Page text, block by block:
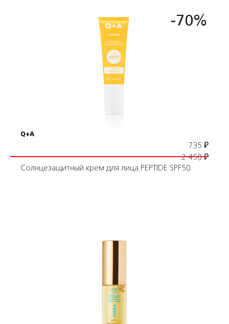
-70%
Подробнее
В корзину
Q+A
735 ₽
2 450₽
Солнцезащитный крем для лица PEPTIDE SPF50
Подробнее
В корзину